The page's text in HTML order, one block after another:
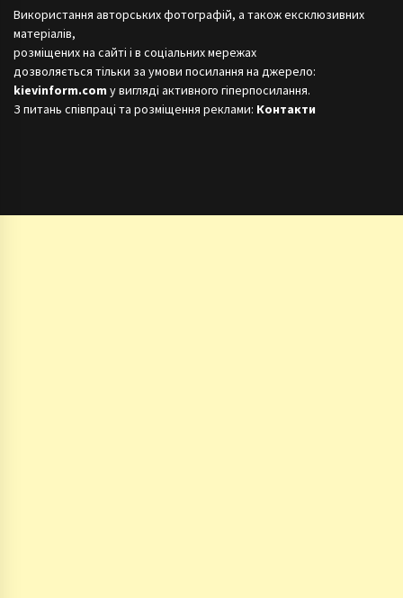
Використання авторських фотографій, а також ексклюзивних
матеріалів,
розміщених на сайті і в соціальних мережах
дозволяється тільки за умови посилання на джерело:
kievinform.com у вигляді активного гіперпосилання.
З питань співпраці та розміщення реклами: Контакти